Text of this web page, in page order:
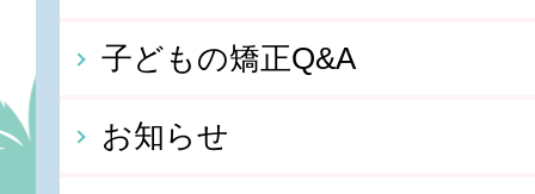
子どもの矯正Q&A
お知らせ